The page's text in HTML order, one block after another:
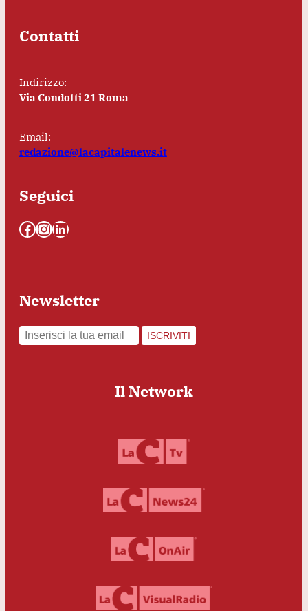
Contatti
Indirizzo:
Via Condotti 21 Roma
Email:
redazione@lacapitalenews.it
Seguici
Facebook InstagramLinkedIn
Newsletter
ISCRIVITI
Il Network